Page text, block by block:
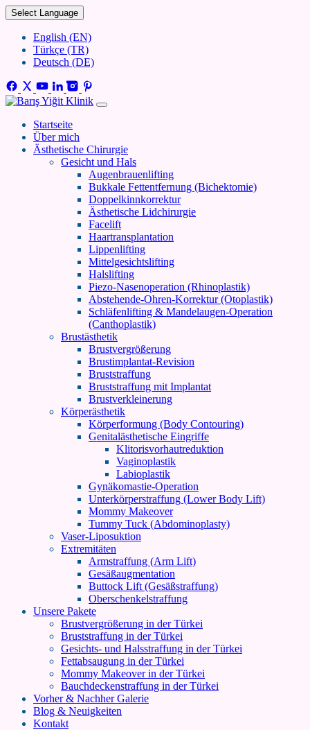
Select Language
English (EN)
Türkçe (TR)
Deutsch (DE)
Startseite
Über mich
Ästhetische Chirurgie
Gesicht und Hals
Augenbrauenlifting
Bukkale Fettentfernung (Bichektomie)
Doppelkinnkorrektur
Ästhetische Lidchirurgie
Facelift
Haartransplantation
Lippenlifting
Mittelgesichtslifting
Halslifting
Piezo-Nasenoperation (Rhinoplastik)
Abstehende-Ohren-Korrektur (Otoplastik)
Schläfenlifting & Mandelaugen-Operation
(Canthoplastik)
Brustästhetik
Brustvergrößerung
Brustimplantat-Revision
Bruststraffung
Bruststraffung mit Implantat
Brustverkleinerung
Körperästhetik
Körperformung (Body Contouring)
Genitalästhetische Eingriffe
Klitorisvorhautreduktion
Vaginoplastik
Labioplastik
Gynäkomastie-Operation
Unterkörperstraffung (Lower Body Lift)
Mommy Makeover
Tummy Tuck (Abdominoplasty)
Vaser-Liposuktion
Extremitäten
Armstraffung (Arm Lift)
Gesäßaugmentation
Buttock Lift (Gesäßstraffung)
Oberschenkelstraffung
Unsere Pakete
Brustvergrößerung in der Türkei
Bruststraffung in der Türkei
Gesichts- und Halsstraffung in der Türkei
Fettabsaugung in der Türkei
Mommy Makeover in der Türkei
Bauchdeckenstraffung in der Türkei
Vorher & Nachher Galerie
Blog & Neuigkeiten
Kontakt